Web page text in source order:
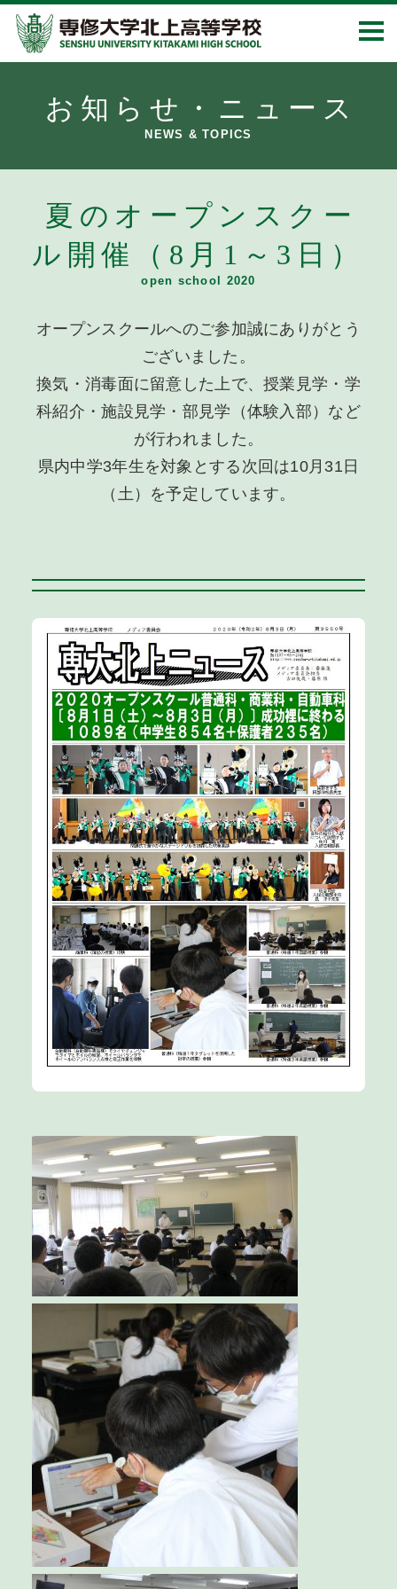
お知らせ・ニュース
NEWS & TOPICS
夏のオープンスクー
ル開催（8月1～3日）
open school 2020
オープンスクールへのご参加誠にありがとう
ございました。
換気・消毒面に留意した上で、授業見学・学
科紹介・施設見学・部見学（体験入部）など
が行われました。
県内中学3年生を対象とする次回は10月31日
（土）を予定しています。